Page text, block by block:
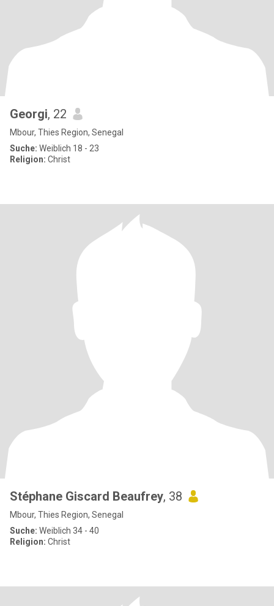
Georgi, 22
Mbour, Thies Region, Senegal
Suche: Weiblich 18 - 23
Religion: Christ
Stéphane Giscard Beaufrey, 38
Mbour, Thies Region, Senegal
Suche: Weiblich 34 - 40
Religion: Christ